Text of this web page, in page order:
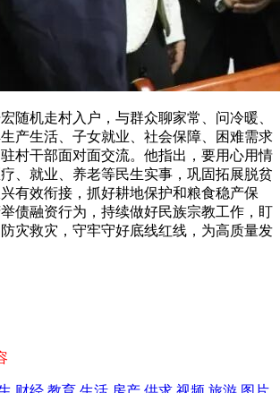
随机走村入户，与群众聊家常、问冷暖、
产生活、子女就业、社会保障、困难需求
村干部面对面交流。他指出，要用心用情
、就业、养老等民生实事，巩固拓展脱贫
有效衔接，抓好耕地保护和粮食稳产保
债融资行为，持续做好民族宗教工作，盯
灾救灾，守牢守好底线红线，为高质量发